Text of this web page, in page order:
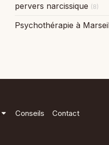
pervers narcissique (8)
Psychothérapie à
Conseils Contact